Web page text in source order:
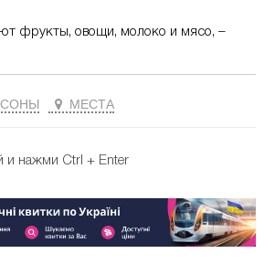
фрукты, овощи, молоко и мясо, –
МЕСТА
и нажми Ctrl + Enter